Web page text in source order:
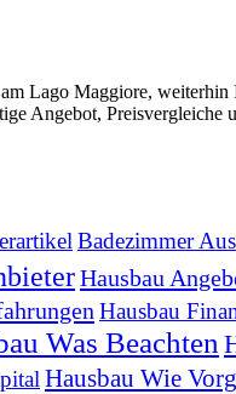
Lago Maggiore,
Angebot, Preisvergleiche
Badezimmer
Hausbau
Hausbau
Was Beachten
Hausbau Wie